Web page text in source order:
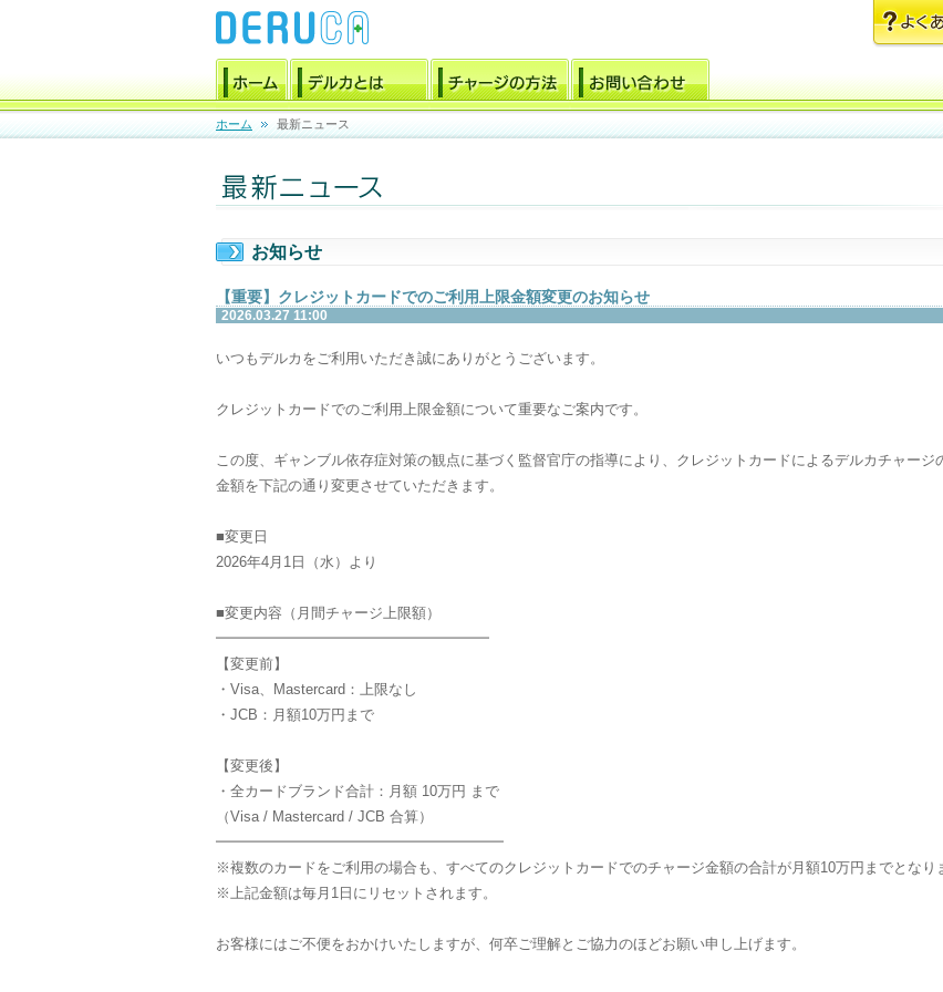
ホーム 最新ニュース
お知らせ
【重要】クレジットカードでのご利用上限金額変更のお知らせ
2026.03.27 11:00
いつもデルカをご利用いただき誠にありがとうございます。
クレジットカードでのご利用上限金額について重要なご案内です。
この度、ギャンブル依存症対策の観点に基づく監督官庁の指導により、クレジットカードによるデルカチャージ
金額を下記の通り変更させていただきます。
■変更日
2026年4月1日（水）より
■変更内容（月間チャージ上限額）
━━━━━━━━━━━━━━━━━━━
【変更前】
・Visa、Mastercard：上限なし
・JCB：月額10万円まで
【変更後】
・全カードブランド合計：月額 10万円 まで
（Visa / Mastercard / JCB 合算）
━━━━━━━━━━━━━━━━━━━━
※複数のカードをご利用の場合も、すべてのクレジットカードでのチャージ金額の合計が月額10万円までとなり
※上記金額は毎月1日にリセットされます。
お客様にはご不便をおかけいたしますが、何卒ご理解とご協力のほどお願い申し上げます。